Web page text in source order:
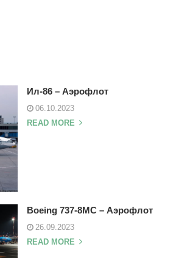
Ил-86 – Аэрофлот
06.10.2023
READ MORE
Boeing 737-8MC – Аэрофлот
26.09.2023
READ MORE